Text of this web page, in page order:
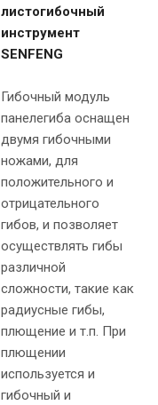
листогибочный
инструмент
SENFENG
Гибочный модуль
панелегиба оснащен
двумя гибочными
ножами, для
положительного и
отрицательного
гибов, и позволяет
осуществлять гибы
различной
сложности, такие как
радиусные гибы,
плющение и т.п. При
плющении
используется и
гибочный и